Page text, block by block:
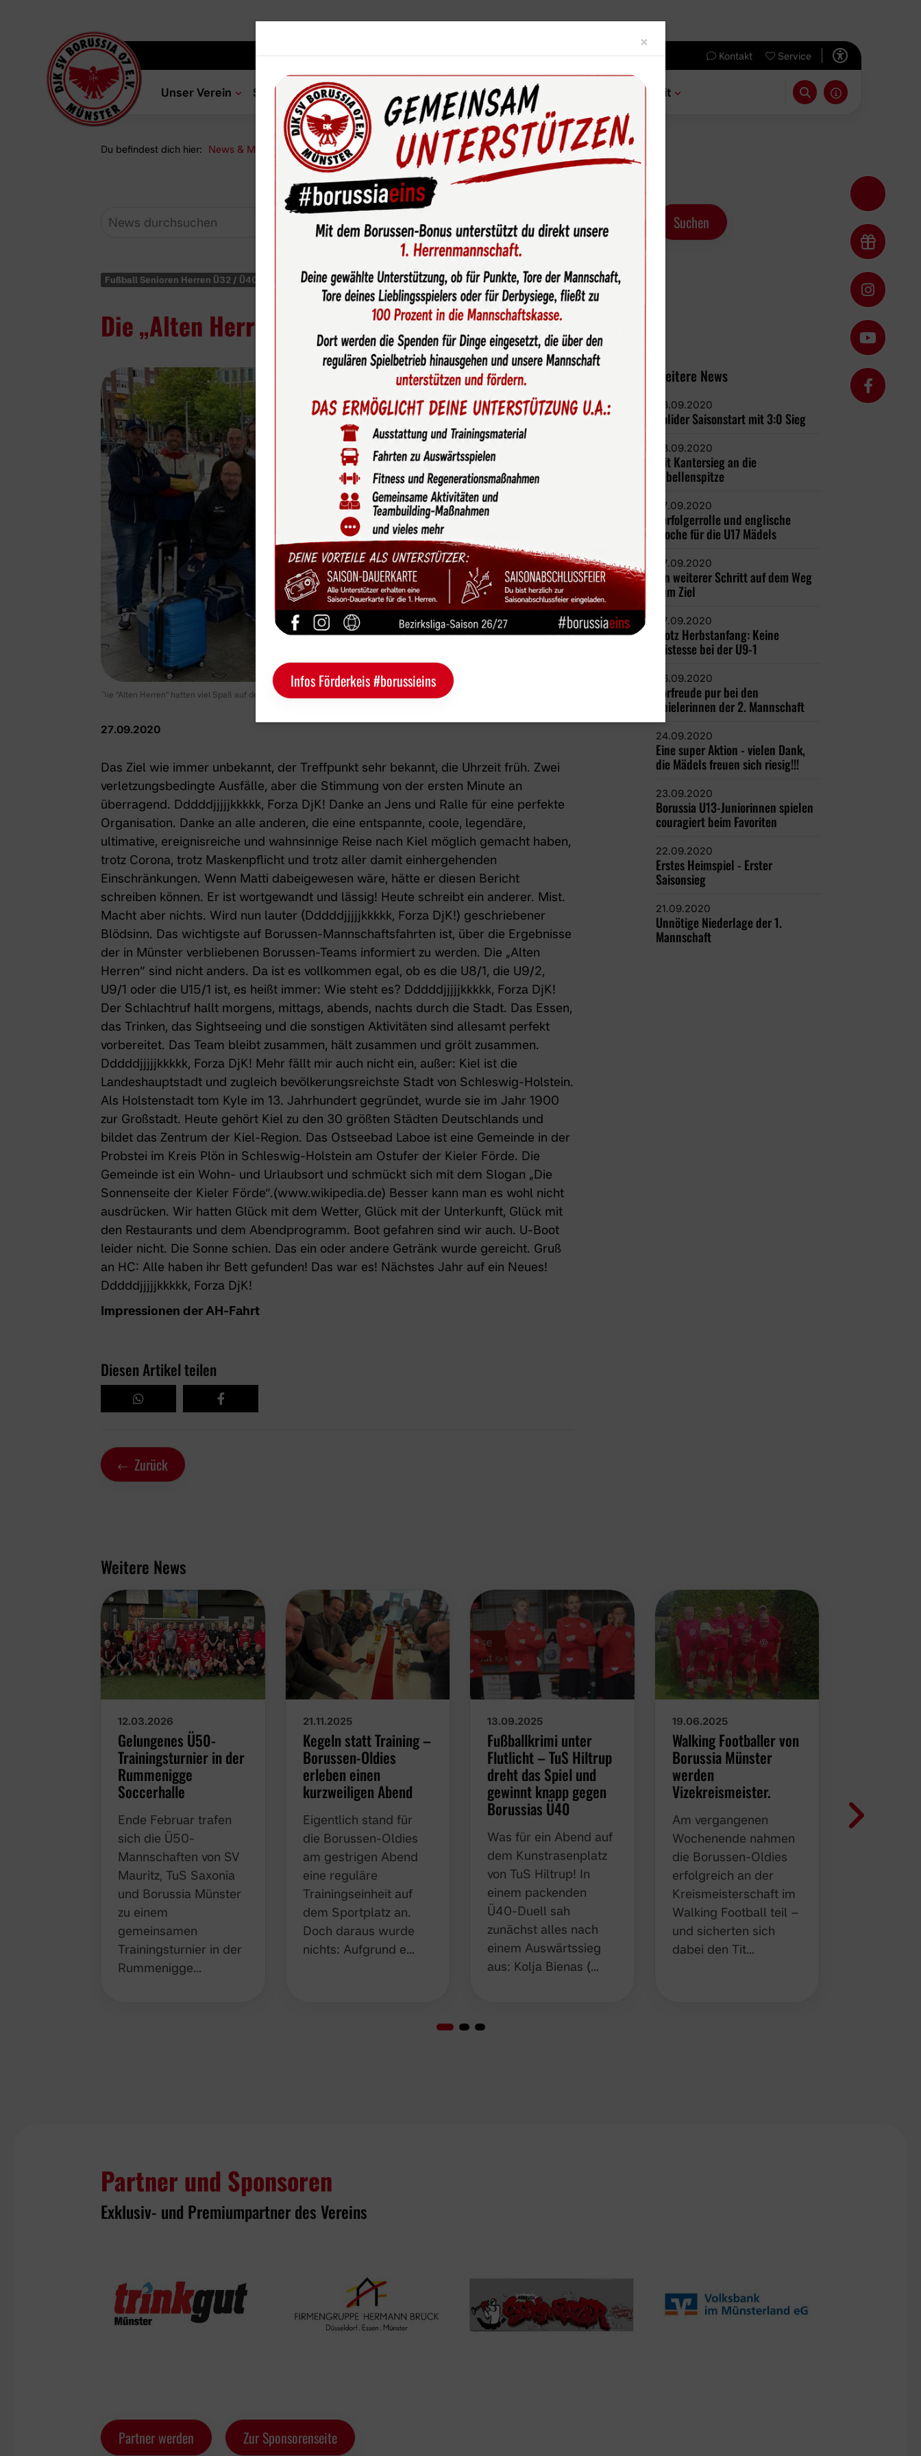
Kontakt Service
Unser Verein Sportangebot News & Media Service Sponsoren Fun & Freizeit
Du befindest dich hier: News & Media Newsroom Die „Alten Herren“ unterwegs.
Fußball Senioren Herren Ü32 / Ü40
Die „Alten Herren“ unterwegs.
Die "Alten Herren" hatten viel Spaß auf der bestens organisierten Fahrt.
27.09.2020
Das Ziel wie immer unbekannt, der Treffpunkt sehr bekannt, die Uhrzeit früh. Zwei
verletzungsbedingte Ausfälle, aber die Stimmung von der ersten Minute an
überragend. Dddddjjjjjkkkkk, Forza DjK! Danke an Jens und Ralle für eine perfekte
Organisation. Danke an alle anderen, die eine entspannte, coole, legendäre,
ultimative, ereignisreiche und wahnsinnige Reise nach Kiel möglich gemacht haben,
trotz Corona, trotz Maskenpflicht und trotz aller damit einhergehenden
Einschränkungen. Wenn Matti dabeigewesen wäre, hätte er diesen Bericht
schreiben können. Er ist wortgewandt und lässig! Heute schreibt ein anderer. Mist.
Macht aber nichts. Wird nun lauter (Dddddjjjjjkkkkk, Forza DjK!) geschriebener
Blödsinn. Das wichtigste auf Borussen-Mannschaftsfahrten ist, über die Ergebnisse
der in Münster verbliebenen Borussen-Teams informiert zu werden. Die „Alten
Herren“ sind nicht anders. Da ist es vollkommen egal, ob es die U8/1, die U9/2,
U9/1 oder die U15/1 ist, es heißt immer: Wie steht es? Dddddjjjjjkkkkk, Forza DjK!
Der Schlachtruf hallt morgens, mittags, abends, nachts durch die Stadt. Das Essen,
das Trinken, das Sightseeing und die sonstigen Aktivitäten sind allesamt perfekt
vorbereitet. Das Team bleibt zusammen, hält zusammen und grölt zusammen.
Dddddjjjjjkkkkk, Forza DjK! Mehr fällt mir auch nicht ein, außer: Kiel ist die
Landeshauptstadt und zugleich bevölkerungsreichste Stadt von Schleswig-Holstein.
Als Holstenstadt tom Kyle im 13. Jahrhundert gegründet, wurde sie im Jahr 1900
zur Großstadt. Heute gehört Kiel zu den 30 größten Städten Deutschlands und
bildet das Zentrum der Kiel-Region. Das Ostseebad Laboe ist eine Gemeinde in der
Probstei im Kreis Plön in Schleswig-Holstein am Ostufer der Kieler Förde. Die
Gemeinde ist ein Wohn- und Urlaubsort und schmückt sich mit dem Slogan „Die
Sonnenseite der Kieler Förde“.(www.wikipedia.de) Besser kann man es wohl nicht
ausdrücken. Wir hatten Glück mit dem Wetter, Glück mit der Unterkunft, Glück mit
den Restaurants und dem Abendprogramm. Boot gefahren sind wir auch. U-Boot
leider nicht. Die Sonne schien. Das ein oder andere Getränk wurde gereicht. Gruß
an HC: Alle haben ihr Bett gefunden! Das war es! Nächstes Jahr auf ein Neues!
Dddddjjjjjkkkkk, Forza DjK!
Impressionen der AH-Fahrt
Diesen Artikel teilen
Zurück
Weitere News
28.09.2020
Solider Saisonstart mit 3:0 Sieg
28.09.2020
Mit Kantersieg an die
Tabellenspitze
27.09.2020
Verfolgerrolle und englische
Woche für die U17 Mädels
27.09.2020
Ein weiterer Schritt auf dem Weg
zum Ziel
27.09.2020
Trotz Herbstanfang: Keine
Tristesse bei der U9-1
26.09.2020
Vorfreude pur bei den
Spielerinnen der 2. Mannschaft
24.09.2020
Eine super Aktion - vielen Dank,
die Mädels freuen sich riesig!!!
23.09.2020
Borussia U13-Juniorinnen spielen
couragiert beim Favoriten
22.09.2020
Erstes Heimspiel - Erster
Saisonsieg
21.09.2020
Unnötige Niederlage der 1.
Mannschaft
Weitere News
12.03.2026
Gelungenes Ü50-
Trainingsturnier in der
Rummenigge
Soccerhalle
Ende Februar trafen
sich die Ü50-
Mannschaften von SV
Mauritz, TuS Saxonia
und Borussia Münster
zu einem
gemeinsamen
Trainingsturnier in der
Rummenigge…
21.11.2025
Kegeln statt Training –
Borussen-Oldies
erleben einen
kurzweiligen Abend
Eigentlich stand für die
Borussen-Oldies am
gestrigen Abend eine
reguläre
Trainingseinheit auf
dem Sportplatz an.
Doch daraus wurde
nichts: Aufgrund e…
13.09.2025
Fußballkrimi unter
Flutlicht – TuS Hiltrup
dreht das Spiel und
gewinnt knapp gegen
Borussias Ü40
Was für ein Abend auf
dem Kunstrasenplatz
von TuS Hiltrup! In
einem packenden
Ü40-Duell sah
zunächst alles nach
einem Auswärtssieg
aus: Kolja Bienas (…
19.06.2025
Walking Footballer von
Borussia Münster
werden
Vizekreismeister.
Am vergangenen
Wochenende nahmen
die Borussen-Oldies
erfolgreich an der
Kreismeisterschaft im
Walking Football teil –
und sicherten sich
dabei den Tit…
Am
Partner und Sponsoren
Exklusiv- und Premiumpartner des Vereins
Partner werden Zur Sponsorenseite
× Close
Infos Förderkeis #borussieins